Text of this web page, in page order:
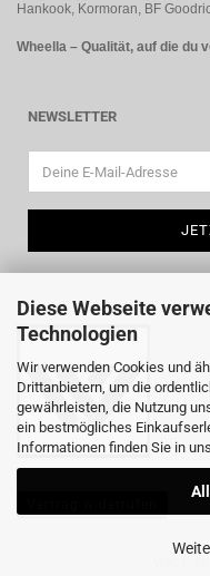
Diese Webseite
Technologien
Wir verwenden Cookies und
Drittanbietern, um die
gewährleisten, die Nutzung
ein bestmögliches
Informationen finden Sie in
Hankook, Kormoran, BF
Wheella – Qualität, auf die du
NEWSLETTER